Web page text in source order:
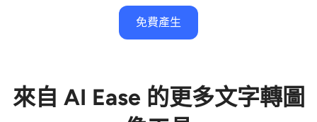
免費產生
來自 AI Ease 的更多文字轉圖